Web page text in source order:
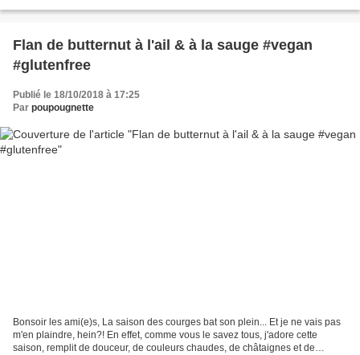
Flan de butternut à l'ail & à la sauge #vegan
#glutenfree
Publié le 18/10/2018 à 17:25
Par poupougnette
Bonsoir les ami(e)s, La saison des courges bat son plein... Et je ne vais pas
m'en plaindre, hein?! En effet, comme vous le savez tous, j'adore cette
saison, remplit de douceur, de couleurs chaudes, de châtaignes et de